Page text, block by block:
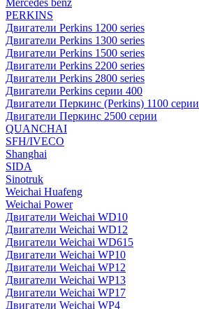
Mercedes benz
PERKINS
Двигатели Perkins 1200 series
Двигатели Perkins 1300 series
Двигатели Perkins 1500 series
Двигатели Perkins 2200 series
Двигатели Perkins 2800 series
Двигатели Perkins серии 400
Двигатели Перкинс (Perkins) 1100 серии
Двигатели Перкинс 2500 серии
QUANCHAI
SFH/IVECO
Shanghai
SIDA
Sinotruk
Weichai Huafeng
Weichai Power
Двигатели Weichai WD10
Двигатели Weichai WD12
Двигатели Weichai WD615
Двигатели Weichai WP10
Двигатели Weichai WP12
Двигатели Weichai WP13
Двигатели Weichai WP17
Двигатели Weichai WP4